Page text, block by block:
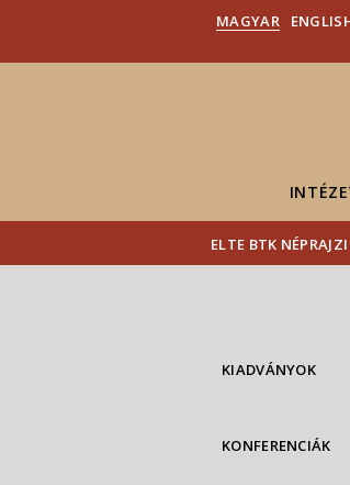
MAGYAR
ELTE BTK
KIADVÁNYOK
KONFERENCIÁK